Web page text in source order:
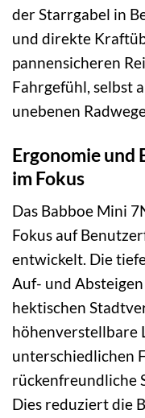
der Starrgabel in
und direkte
pannensicheren
Fahrgefühl, selbst
unebenen
Ergonomie
im Fokus
Das Babboe Mini
Fokus auf
entwickelt. Die
Auf- und
hektischen
höhenverstellbare
unterschiedlichen
rückenfreundliche
Dies reduziert die